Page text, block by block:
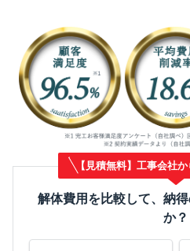
【見積無料】工事会社
解体費用を比較して、納
か？